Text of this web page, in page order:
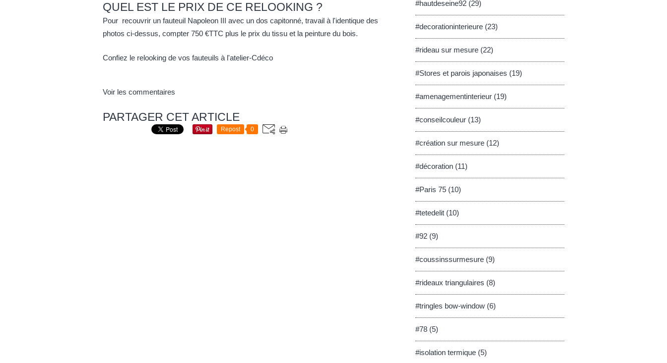
QUEL EST LE PRIX DE CE RELOOKING ?
Pour recouvrir un fauteuil Napoleon III avec un dos capitonné, travail à l'identique des
photos ci-dessus, compter 750 €TTC plus le prix du tissu et la peinture du bois.
Confiez le relooking de vos fauteuils à l'atelier-Cdéco
Voir les commentaires
PARTAGER CET ARTICLE
Repost 0
#hautdeseine92 (29)
#decorationinterieure (23)
#rideau sur mesure (22)
#Stores et parois japonaises (19)
#amenagementinterieur (19)
#conseilcouleur (13)
#création sur mesure (12)
#décoration (11)
#Paris 75 (10)
#tetedelit (10)
#92 (9)
#coussinssurmesure (9)
#rideaux triangulaires (8)
#tringles bow-window (6)
#78 (5)
#isolation termique (5)